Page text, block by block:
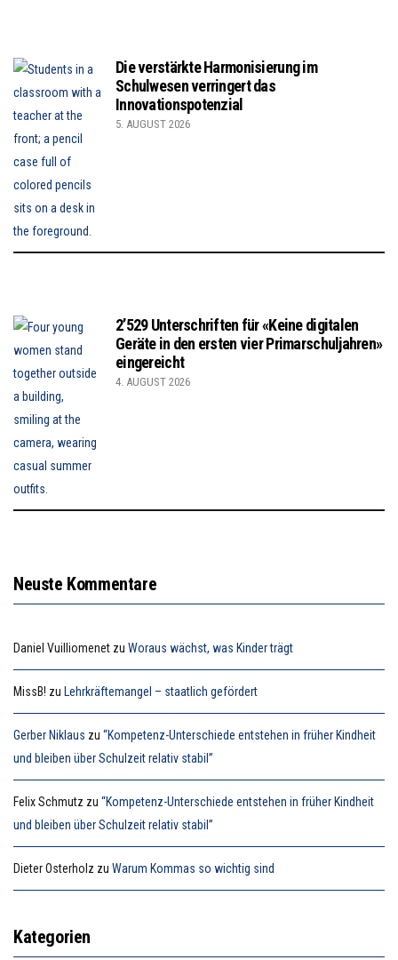
Die verstärkte Harmonisierung im
Schulwesen verringert das
Innovationspotenzial
5. AUGUST 2026
2’529 Unterschriften für «Keine digitalen
Geräte in den ersten vier Primarschuljahren»
eingereicht
4. AUGUST 2026
Neuste Kommentare
Daniel Vuilliomenet zu Woraus wächst, was Kinder trägt
MissB! zu Lehrkräftemangel – staatlich gefördert
Gerber Niklaus zu “Kompetenz-Unterschiede entstehen in früher Kindheit
und bleiben über Schulzeit relativ stabil”
Felix Schmutz zu “Kompetenz-Unterschiede entstehen in früher Kindheit
und bleiben über Schulzeit relativ stabil”
Dieter Osterholz zu Warum Kommas so wichtig sind
Kategorien